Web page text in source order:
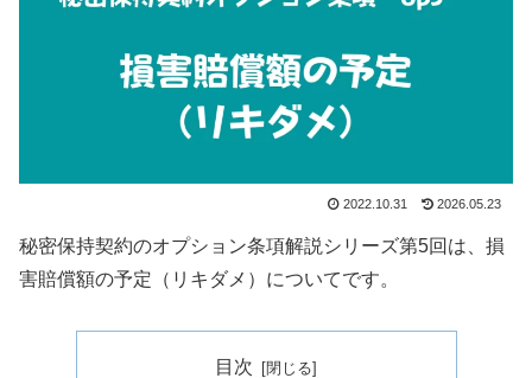
2022.10.31 2026.05.23
秘密保持契約のオプション条項解説シリーズ第5回は、損
害賠償額の予定（リキダメ）についてです。
目次